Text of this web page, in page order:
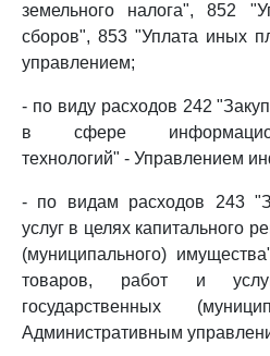
земельного налога", 852
сборов", 853 "Уплата иных
управлением;
- по виду расходов 242
в сфере
технологий" - Управлением
- по видам расходов 243
услуг в целях капитального
(муниципального)
товаров, работ и
государственных
Административным